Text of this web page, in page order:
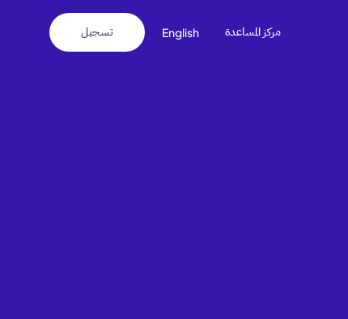
مركز المساعدة English تسجيل